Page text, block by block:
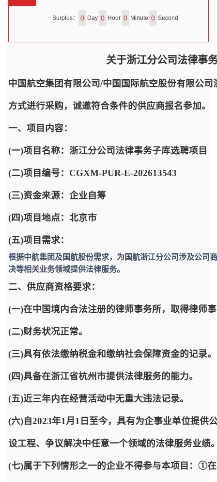
Surplus： 0 Day 0 Hour 0 Minute 0 Second
关于浙江分公司法律事
中国航空集团有限公司/中国国际航空股份有限公
方式进行采购，诚邀符合条件的供应商报名参加。
一、项目内容：
(一)项目名称：浙江分公司法律事务子库选聘项目
(二)项目编号：CGXM-PUR-E-202613543
(三)资金来源：企业自筹
(四)项目地点：北京市
(五)项目需求：
根据中航集团及国航股份需求，为国航浙江分公司涉及公司
决等相关业务领域提供法律服务。
二、供应商资格要求：
(一)在中国境内合法注册的律师事务所，取得律师
(二)财务状况正常。
(三)具有依法缴纳税金和缴纳社会保障资金的记录。
(四)具备在浙江省杭州市提供法律服务的能力。
(五)近三年内在经营活动中无重大违法记录。
(六)自2023年1月1日至今，具有为企事业单位提供
设工程、争议解决中任意一个领域的法律服务业绩
(七)属于下列情形之一的企业不得参与本项目：①